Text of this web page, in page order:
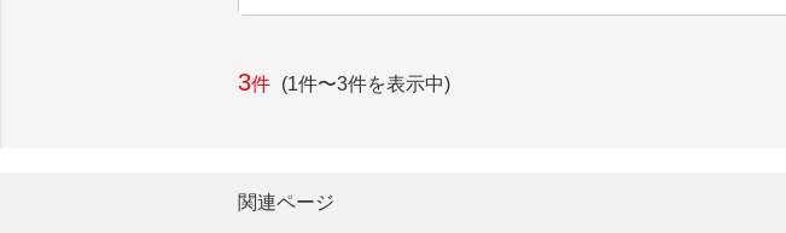
3件 (1件〜3件を表示中)
関連ページ